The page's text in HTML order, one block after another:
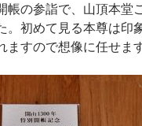
帳の参詣で、山頂本堂
。初めて見る本尊は印
ますので想像に任せます